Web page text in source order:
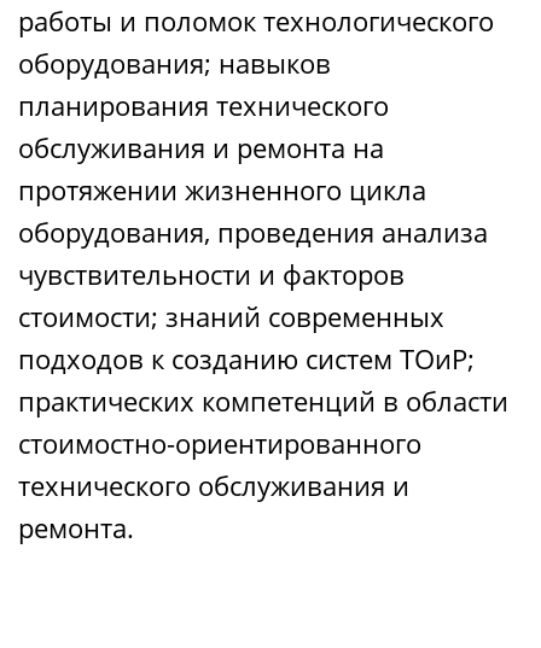
работы и поломок технологического
оборудования; навыков
планирования технического
обслуживания и ремонта на
протяжении жизненного цикла
оборудования, проведения анализа
чувствительности и факторов
стоимости; знаний современных
подходов к созданию систем ТОиР;
практических компетенций в области
стоимостно-ориентированного
технического обслуживания и
ремонта.